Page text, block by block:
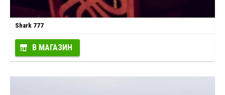
Shark 777
В МАГАЗИН